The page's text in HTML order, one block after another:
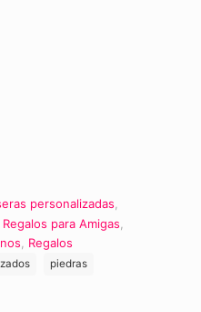
personalizadas
Regalos para Amigas
Regalos
piedras